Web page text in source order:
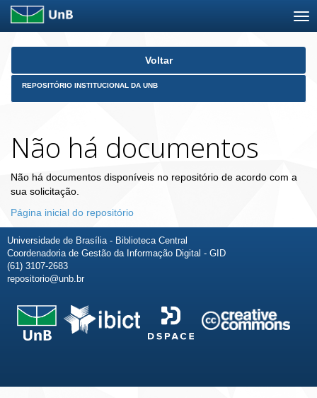
Skip
Voltar
REPOSITÓRIO INSTITUCIONAL DA UNB
Não há documentos
Não há documentos disponíveis no repositório de acordo com a
sua solicitação.
Página inicial do repositório
Universidade de Brasília - Biblioteca Central
Coordenadoria de Gestão da Informação Digital - GID
(61) 3107-2683
repositorio@unb.br